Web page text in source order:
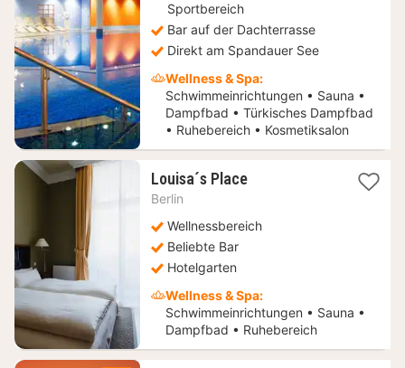
Sportbereich
Bar auf der Dachterrasse
Direkt am Spandauer See
Wellness & Spa:
Schwimmeinrichtungen • Sauna •
Dampfbad • Türkisches Dampfbad
• Ruhebereich • Kosmetiksalon
Louisa´s Place1
327,88
Berlin
Wellnessbereich
Beliebte Bar
Hotelgarten
Wellness & Spa:
Schwimmeinrichtungen • Sauna •
Dampfbad • Ruhebereich